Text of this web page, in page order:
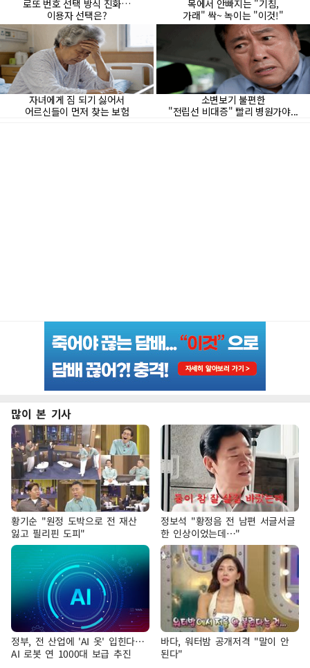
많이 본 기사
황기순 "원정 도박으로 전 재산
잃고 필리핀 도피"
정보석 "황정음 전 남편 서글서글
한 인상이었는데…"
정부, 전 산업에 'AI 옷' 입힌다…
AI 로봇 연 1000대 보급 추진
바다, 워터밤 공개저격 "말이 안
된다"